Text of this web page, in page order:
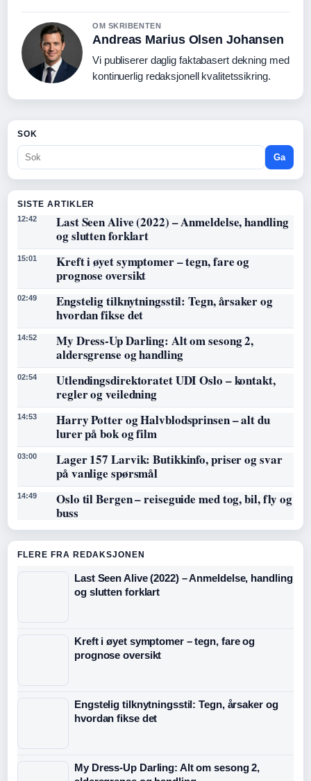
OM SKRIBENTEN
Andreas Marius Olsen Johansen
Vi publiserer daglig faktabasert dekning med
kontinuerlig redaksjonell kvalitetssikring.
SOK
Ga
SISTE ARTIKLER
12:42
Last Seen Alive (2022) – Anmeldelse, handling
og slutten forklart
15:01
Kreft i øyet symptomer – tegn, fare og
prognose oversikt
02:49
Engstelig tilknytningsstil: Tegn, årsaker og
hvordan fikse det
14:52
My Dress-Up Darling: Alt om sesong 2,
aldersgrense og handling
02:54
Utlendingsdirektoratet UDI Oslo – kontakt,
regler og veiledning
14:53
Harry Potter og Halvblodsprinsen – alt du
lurer på bok og film
03:00
Lager 157 Larvik: Butikkinfo, priser og svar
på vanlige spørsmål
14:49
Oslo til Bergen – reiseguide med tog, bil, fly og
buss
FLERE FRA REDAKSJONEN
Last Seen Alive (2022) – Anmeldelse, handling
og slutten forklart
Kreft i øyet symptomer – tegn, fare og
prognose oversikt
Engstelig tilknytningsstil: Tegn, årsaker og
hvordan fikse det
My Dress-Up Darling: Alt om sesong 2,